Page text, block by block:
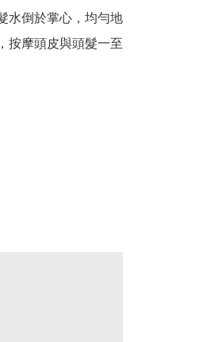
水倒於掌心，均勻地
按摩頭皮與頭髮一至